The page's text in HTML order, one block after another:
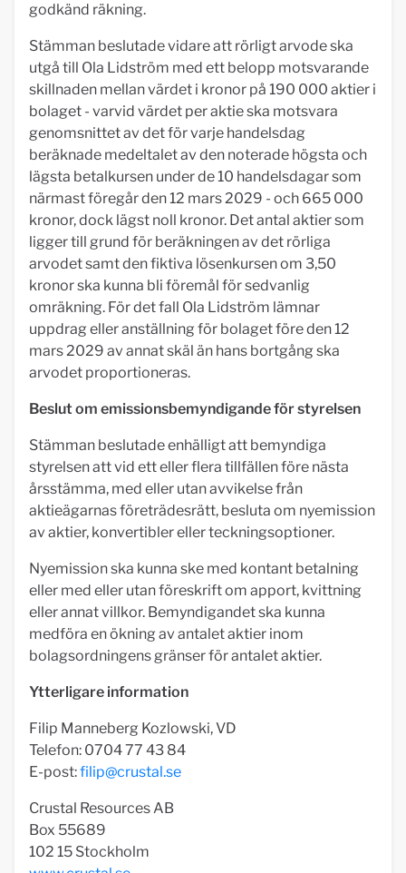
godkänd räkning.
Stämman beslutade vidare att rörligt arvode ska
utgå till Ola Lidström med ett belopp motsvarande
skillnaden mellan värdet i kronor på 190 000 aktier i
bolaget - varvid värdet per aktie ska motsvara
genomsnittet av det för varje handelsdag
beräknade medeltalet av den noterade högsta och
lägsta betalkursen under de 10 handelsdagar som
närmast föregår den 12 mars 2029 - och 665 000
kronor, dock lägst noll kronor. Det antal aktier som
ligger till grund för beräkningen av det rörliga
arvodet samt den fiktiva lösenkursen om 3,50
kronor ska kunna bli föremål för sedvanlig
omräkning. För det fall Ola Lidström lämnar
uppdrag eller anställning för bolaget före den 12
mars 2029 av annat skäl än hans bortgång ska
arvodet proportioneras.
Beslut om emissionsbemyndigande för styrelsen
Stämman beslutade enhälligt att bemyndiga
styrelsen att vid ett eller flera tillfällen före nästa
årsstämma, med eller utan avvikelse från
aktieägarnas företrädesrätt, besluta om nyemission
av aktier, konvertibler eller teckningsoptioner.
Nyemission ska kunna ske med kontant betalning
eller med eller utan föreskrift om apport, kvittning
eller annat villkor. Bemyndigandet ska kunna
medföra en ökning av antalet aktier inom
bolagsordningens gränser för antalet aktier.
Ytterligare information
Filip Manneberg Kozlowski, VD
Telefon: 0704 77 43 84
E-post:filip@crustal.se
Crustal Resources AB
Box 55689
102 15 Stockholm